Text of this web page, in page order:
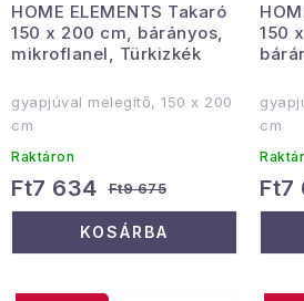
HOME ELEMENTS Takaró
150 x 200 cm, bárányos,
mikroflanel, Türkizkék
gyapjúval melegítő, 150 x 200
cm
Raktáron
Ft7 634 Ft9 675
KOSÁRBA
150
cm
Ft7